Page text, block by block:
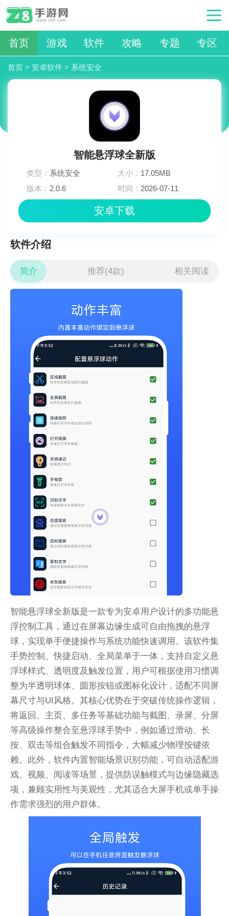
首页 游戏 软件 攻略 专题 专区
首页 > 安卓软件 > 系统安全
智能悬浮球全新版
类型： 系统安全 大小： 17.05MB
版本： 2.0.6 时间： 2026-07-11
安卓下载
软件介绍
简介 推荐(4款) 相关阅读
智能悬浮球全新版是一款专为安卓用户设计的多功能悬
浮控制工具，通过在屏幕边缘生成可自由拖拽的悬浮
球，实现单手便捷操作与系统功能快速调用。该软件集
手势控制、快捷启动、全局菜单于一体，支持自定义悬
浮球样式、透明度及触发位置，用户可根据使用习惯调
整为半透明球体、圆形按钮或图标化设计，适配不同屏
幕尺寸与UI风格。其核心优势在于突破传统操作逻辑，
将返回、主页、多任务等基础功能与截图、录屏、分屏
等高级操作整合至悬浮球手势中，例如通过滑动、长
按、双击等组合触发不同指令，大幅减少物理按键依
赖。此外，软件内置智能场景识别功能，可自动适配游
戏、视频、阅读等场景，提供防误触模式与边缘隐藏选
项，兼顾实用性与美观性，尤其适合大屏手机或单手操
作需求强烈的用户群体。